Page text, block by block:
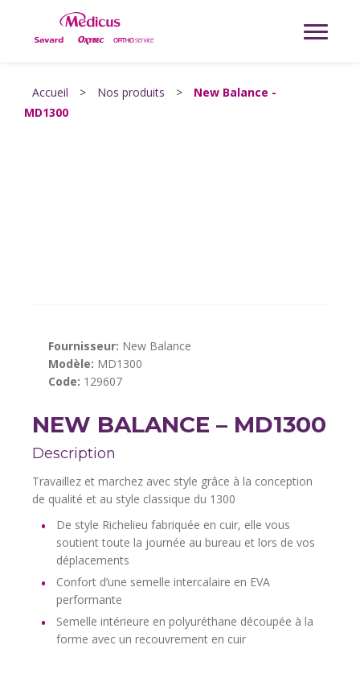
Accueil > Nos produits >
New Balance -
MD1300
Fournisseur: New Balance
Modèle: MD1300
Code: 129607
NEW BALANCE – MD1300
Description
Travaillez et marchez avec style grâce à la conception
de qualité et au style classique du 1300
De style Richelieu fabriquée en cuir, elle vous
soutient toute la journée au bureau et lors de vos
déplacements
Confort d’une semelle intercalaire en EVA
performante
Semelle intérieure en polyuréthane découpée à la
forme avec un recouvrement en cuir